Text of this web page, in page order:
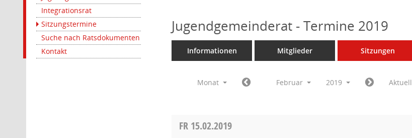
Integrationsrat
Sitzungstermine
Suche nach Ratsdokumenten
Kontakt
Jugendgemeinderat - Termine 2019
Informationen Mitglieder Sitzungen
Monat Februar 2019 Aktuell
FR 15.02.2019